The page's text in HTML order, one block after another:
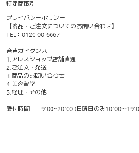
特定商取引
プライバシーポリシー
【商品・ご注文についてのお問い合わせ】
TEL：0120-00-6667
音声ガイダンス
1.アレスショップ店舗直通
2.ご注文・発送
3.商品のお問い合わせ
4.美容留学
5.経理・その他
受付時間 9:00~20:00 (日曜日のみ10:00〜